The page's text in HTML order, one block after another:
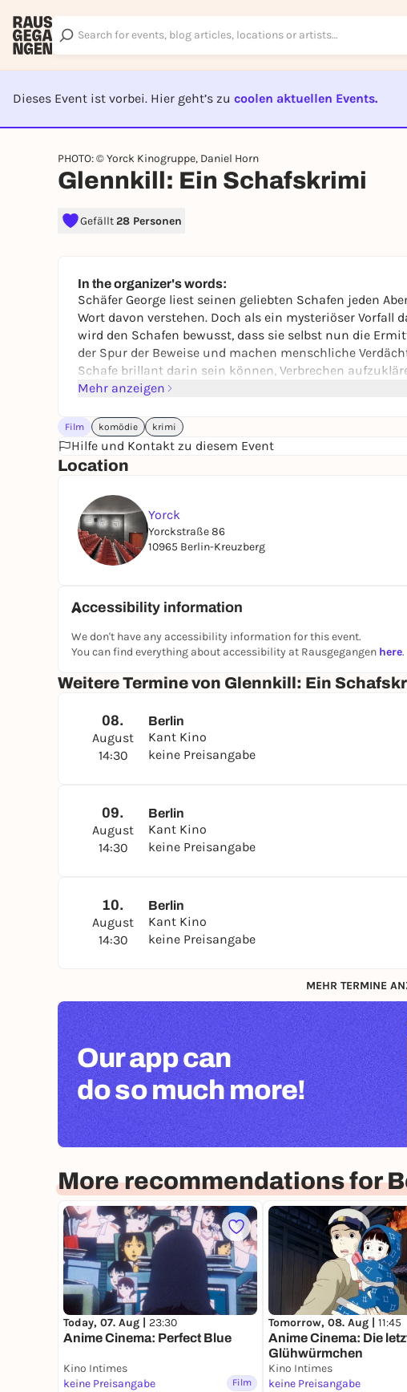
Dieses Event ist vorbei. Hier geht’s zu coolen aktuellen Events.
PHOTO: © Yorck Kinogruppe, Daniel Horn
Glennkill: Ein Schafskrimi
Gefällt28 Personen
In the organizer's words:
Schäfer George liest seinen geliebten Schafen jeden
Wort davon verstehen. Doch als ein mysteriöser Vorfall
wird den Schafen bewusst, dass sie selbst nun die
der Spur der Beweise und machen menschliche
Schafe brillant darin sein können, Verbrechen
Mehr anzeigen
Film komödie krimi
Hilfe und Kontakt zu diesem Event
Location
Yorck
Yorckstraße 86
10965 Berlin-Kreuzberg
Accessibility information
We don't have any accessibility information for this event.
You can find everything about accessibility at Rausgegangen here.
Weitere Termine von Glennkill: Ein
08.
August
14:30
Berlin
Kant Kino
keine Preisangabe
09.
August
14:30
Berlin
Kant Kino
keine Preisangabe
10.
August
14:30
Berlin
Kant Kino
keine Preisangabe
MEHR TERMINE
Our app can
do so much more!
More recommendations for
Today, 07. Aug | 23:30
Anime Cinema: Perfect Blue
Kino Intimes
keine Preisangabe
Film
Tomorrow, 08. Aug | 11:45
Anime Cinema: Die
Glühwürmchen
Kino Intimes
keine Preisangabe
Sign